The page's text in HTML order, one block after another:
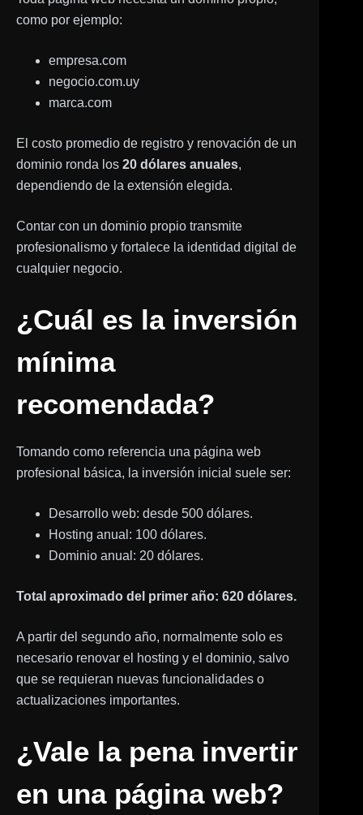
como por ejemplo:
empresa.com
negocio.com.uy
marca.com
El costo promedio de registro y renovación de un
dominio ronda los 20 dólares anuales,
dependiendo de la extensión elegida.
Contar con un dominio propio transmite
profesionalismo y fortalece la identidad digital de
cualquier negocio.
¿Cuál es la inversión
mínima
recomendada?
Tomando como referencia una página web
profesional básica, la inversión inicial suele ser:
Desarrollo web: desde 500 dólares.
Hosting anual: 100 dólares.
Dominio anual: 20 dólares.
Total aproximado del primer año: 620 dólares.
A partir del segundo año, normalmente solo es
necesario renovar el hosting y el dominio, salvo
que se requieran nuevas funcionalidades o
actualizaciones importantes.
¿Vale la pena invertir
en una página web?